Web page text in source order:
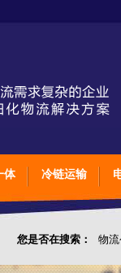
体 冷链运输
您是否在搜索： 物
仓储综合专业定制物